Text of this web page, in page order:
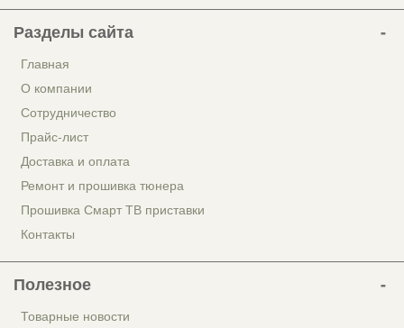
Разделы сайта
Главная
О компании
Сотрудничество
Прайс-лист
Доставка и оплата
Ремонт и прошивка тюнера
Прошивка Смарт ТВ приставки
Контакты
Полезное
Товарные новости